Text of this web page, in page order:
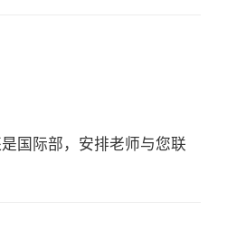
国际部，安排老师与您联